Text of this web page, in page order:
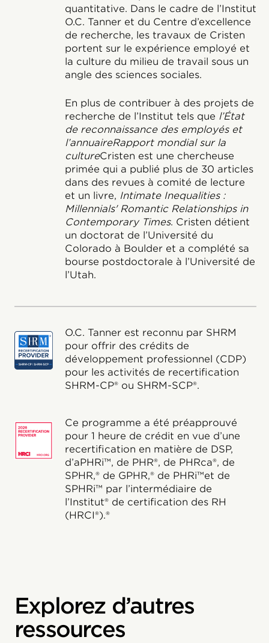
quantitative. Dans le cadre de l’Institut
O.C. Tanner et du Centre d’excellence
de recherche, les travaux de Cristen
portent sur le expérience employé et
la culture du milieu de travail sous un
angle des sciences sociales.
En plus de contribuer à des projets de
recherche de l’Institut tels que l’État
de reconnaissance des employés et
l’annuaireRapport mondial sur la
cultureCristen est une chercheuse
primée qui a publié plus de 30 articles
dans des revues à comité de lecture
et un livre, Intimate Inequalities :
Millennials' Romantic Relationships in
Contemporary Times. Cristen détient
un doctorat de l’Université du
Colorado à Boulder et a complété sa
bourse postdoctorale à l’Université de
l’Utah.
O.C. Tanner est reconnu par SHRM
pour offrir des crédits de
développement professionnel (CDP)
pour les activités de recertification
SHRM-CP® ou SHRM-SCP®.
Ce programme a été préapprouvé
pour 1 heure de crédit en vue d’une
recertification en matière de DSP,
d’aPHRi™, de PHR®, de PHRca®, de
SPHR,® de GPHR,® de PHRi™et de
SPHRi™ par l’intermédiaire de
l’Institut® de certification des RH
(HRCI®).®
Explorez d’autres
ressources